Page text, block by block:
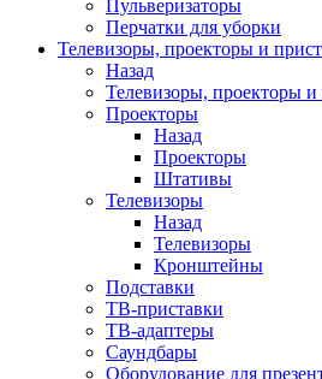
Пульверизаторы
Перчатки для уборки
Телевизоры, проекторы и
Назад
Телевизоры, проекторы и
Проекторы
Назад
Проекторы
Штативы
Телевизоры
Назад
Телевизоры
Кронштейны
Подставки
ТВ-приставки
ТВ-адаптеры
Саундбары
Оборудование для